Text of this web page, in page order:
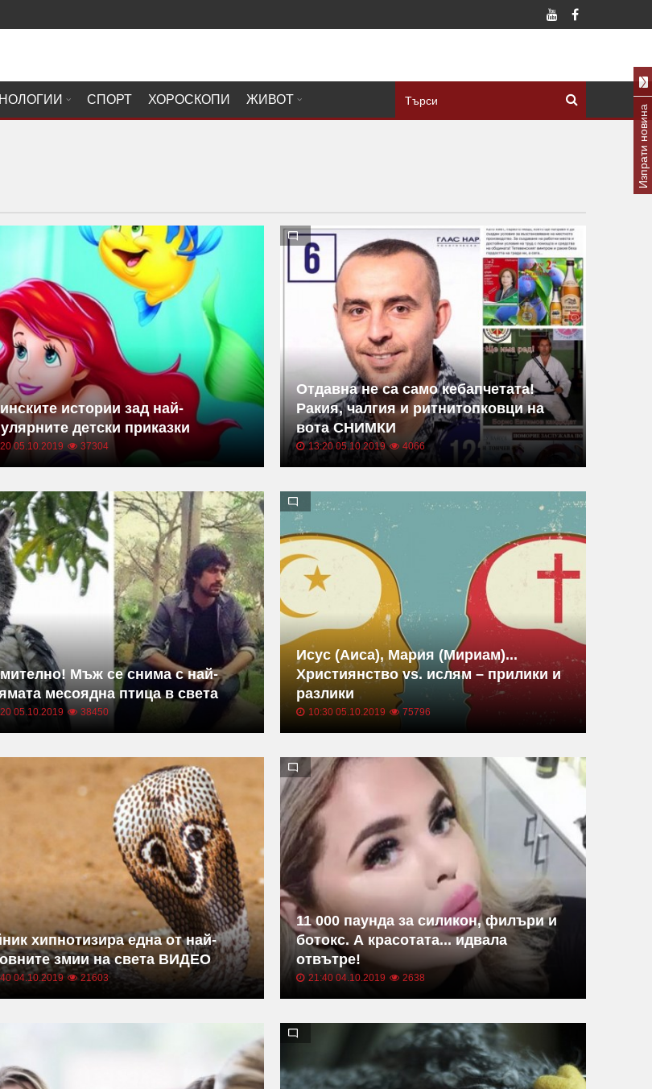
СПОРТ ХОРОСКОПИ ЖИВОТ
истории зад най-
детски приказки
05.10.2019 37304
Отдавна не са само кебапчетата!
Ракия, чалгия и ритнитопковци на
вота СНИМКИ
13:20 05.10.2019 4066
Мъж се снима с най-
месоядна птица в света
05.10.2019 38450
Исус (Аиса), Мария (Мириам)...
Християнство vs. ислям – прилики и
разлики
10:30 05.10.2019 75796
хипнотизира една от най-
змии на света ВИДЕО
04.10.2019 21603
11 000 паунда за силикон, филъри и
ботокс. А красотата... идвала
отвътре!
21:40 04.10.2019 2638
Изпрати новина